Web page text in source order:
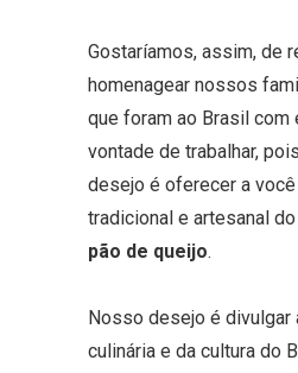
Gostaríamos, assim, de
homenagear nossos
que foram ao Brasil com
vontade de trabalhar,
desejo é oferecer a
tradicional e artesanal
pão de queijo.
Nosso desejo é divulgar
culinária e da cultura do